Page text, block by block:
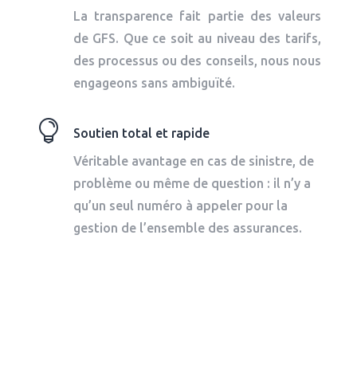
La transparence fait partie des valeurs
de GFS. Que ce soit au niveau des tarifs,
des processus ou des conseils, nous nous
engageons sans ambiguïté.

Soutien total et rapide
Véritable avantage en cas de sinistre, de
problème ou même de question : il n’y a
qu’un seul numéro à appeler pour la
gestion de l’ensemble des assurances.